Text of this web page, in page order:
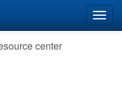
center